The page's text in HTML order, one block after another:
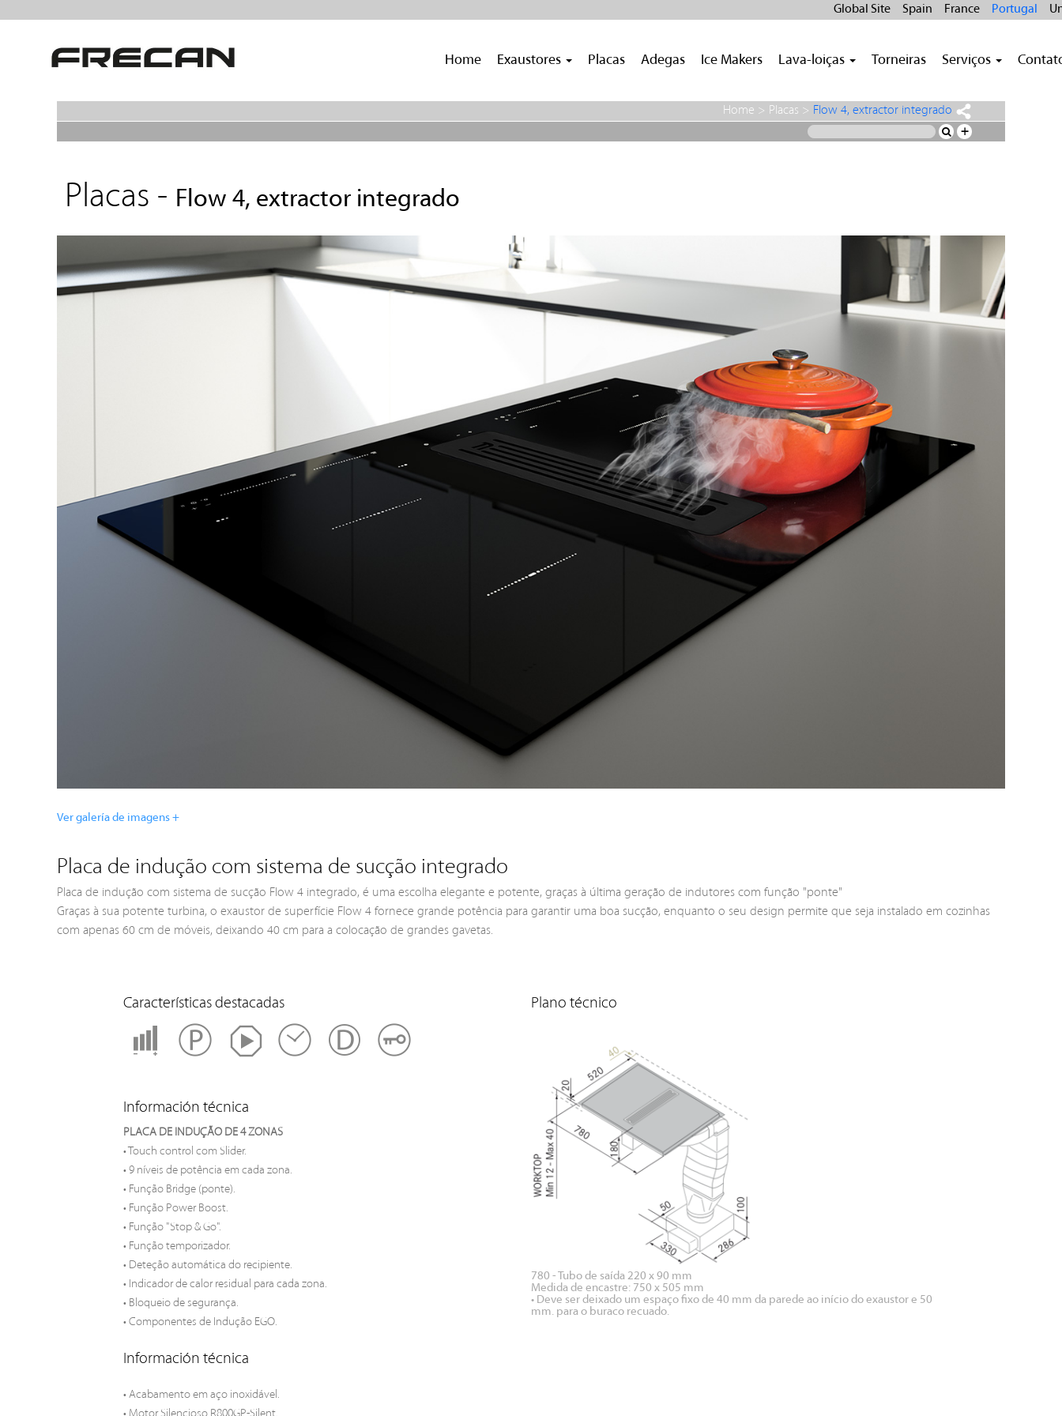
Global Site Spain France Portugal
Home Exaustores Placas Adegas Ice Makers Lava-loiças Torneiras Serviços
Home > Placas > Flow 4, extractor integrado
+
Placas - Flow 4, extractor integrado
Ver galería de imagens +
Placa de indução com sistema de sucção integrado
Placa de indução com sistema de sucção Flow 4 integrado, é uma escolha elegante e potente, graças à última geração de indutores com função "ponte"
Graças à sua potente turbina, o exaustor de superfície Flow 4 fornece grande potência para garantir uma boa sucção, enquanto o seu design permite que seja instalado em cozinhas
com apenas 60 cm de móveis, deixando 40 cm para a colocação de grandes gavetas.
Características destacadas
Información técnica
PLACA DE INDUÇÃO DE 4 ZONAS
• Touch control com Slider.
• 9 níveis de potência em cada zona.
• Função Bridge (ponte).
• Função Power Boost.
• Função "Stop & Go".
• Função temporizador.
• Deteção automática do recipiente.
• Indicador de calor residual para cada zona.
• Bloqueio de segurança.
• Componentes de Indução EGO.
Información técnica
• Acabamento em aço inoxidável.
Plano técnico
780 - Tubo de saída 220 x 90 mm
Medida de encastre: 750 x 505 mm
• Deve ser deixado um espaço fixo de 40 mm da parede ao início do exaustor e 50
mm. para o buraco recuado.